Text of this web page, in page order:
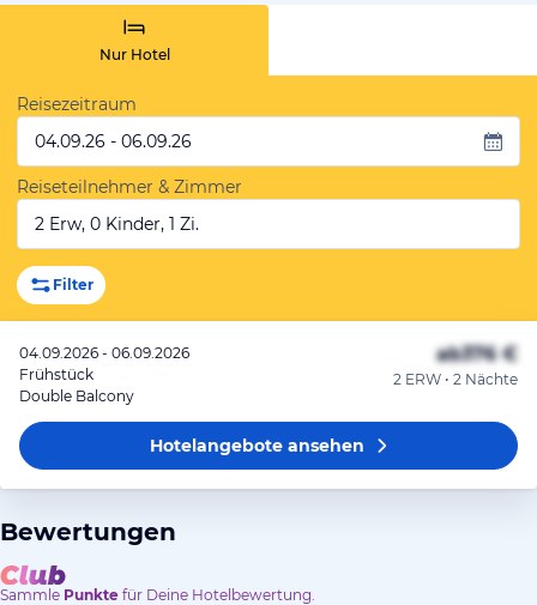
Nur Hotel
Reisezeitraum
04.09.26 - 06.09.26
Reiseteilnehmer & Zimmer
2 Erw, 0 Kinder, 1 Zi.
Filter
04.09.2026 - 06.09.2026
Frühstück
Double Balcony
ab376 €
2 ERW • 2 Nächte
Hotelangeboteansehen
Bewertungen
Sammle Punkte für Deine Hotelbewertung.